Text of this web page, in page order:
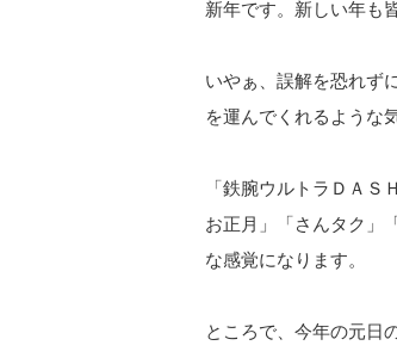
新年です。新しい年も
いやぁ、誤解を恐れず
を運んでくれるような
「鉄腕ウルトラＤＡ
お正月」「さんタク」
な感覚になります。
ところで、今年の元日